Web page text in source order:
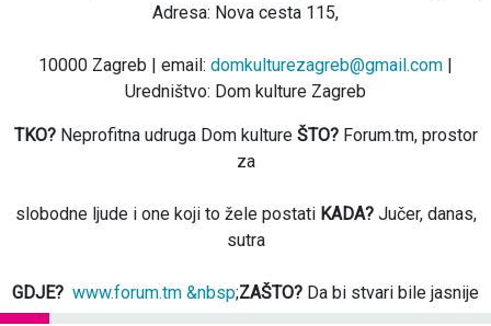
Adresa: Nova cesta 115,
10000 Zagreb | email: domkulturezagreb@gmail.com |
Uredništvo: Dom kulture Zagreb
TKO?Neprofitna udruga Dom kulture ŠTO?Forum.tm, prostor
za
slobodne ljude i one koji to žele postati KADA?Jučer, danas,
sutra
GDJE? www.forum.tm &nbsp;ZAŠTO? Da bi stvari bile jasnije